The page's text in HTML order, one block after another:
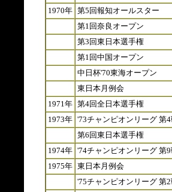
1970年 第5回報知オールスター
第1回奈良オープン
第3回東日本選手権
第1回中国オープン
中日杯'70東海オープン
東日本月例会
1971年 第4回全日本選手権
1973年 '73チャンピオンリーグ 第
第6回東日本選手権
1974年 '74チャンピオンリーグ 第
1975年 東日本月例会
'75チャンピオンリーグ 第